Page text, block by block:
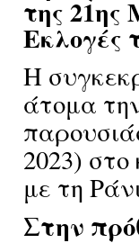
της 21ης
Εκλογές
Η
άτομα
2023)
με τη
Στην